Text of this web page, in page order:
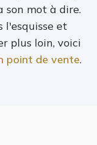
son mot à dire.
l'esquisse et
plus loin, voici
point de vente.